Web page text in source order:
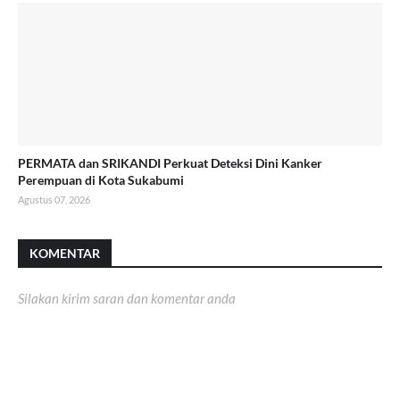
PERMATA dan SRIKANDI Perkuat Deteksi Dini Kanker
Perempuan di Kota Sukabumi
Agustus 07, 2026
KOMENTAR
Silakan kirim saran dan komentar anda